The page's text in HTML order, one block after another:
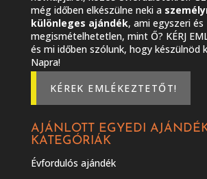
még időben elkészülne neki a
különleges ajándék, ami egyszeri és
megismételhetetlen, mint Ő? KÉRJ
és mi időben szólunk, hogy készülnöd
Napra!
KÉREK EMLÉKEZTETŐT!
AJÁNLOTT EGYEDI
KATEGÓRIÁK
Évfordulós ajándék